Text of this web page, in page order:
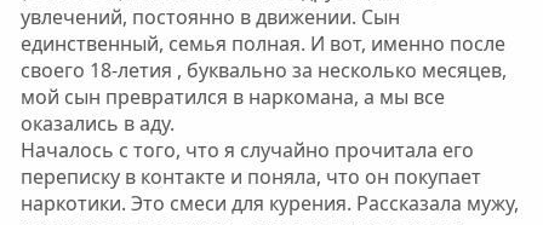
увлечений, постоянно в движении. Сын
единственный, семья полная. И вот, именно после
своего 18-летия , буквально за несколько месяцев,
мой сын превратился в наркомана, а мы все
оказались в аду.
Началось с того, что я случайно прочитала его
переписку в контакте и поняла, что он покупает
наркотики. Это смеси для курения. Рассказала мужу,